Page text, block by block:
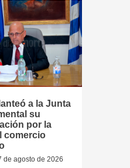
a la Junta
su
por la
comercio
de agosto de 2026